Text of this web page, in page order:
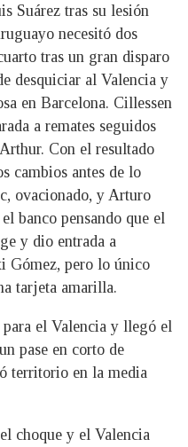
Suárez tras su lesión
necesitó dos
tras un gran disparo
desquiciar al Valencia y
en Barcelona. Cillessen
a remates seguidos
Con el resultado
cambios antes de lo
ovacionado, y Arturo
banco pensando que el
y dio entrada a
Gómez, pero lo único
tarjeta amarilla.
el Valencia y llegó el
pase en corto de
territorio en la media
choque y el Valencia